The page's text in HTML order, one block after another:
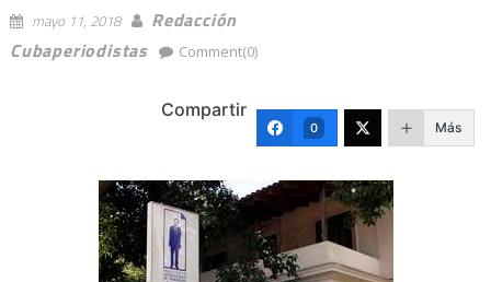
mayo 11, 2018
Redacción
Cubaperiodistas
Comment(0)
Compartir
0 Más